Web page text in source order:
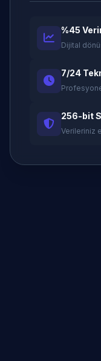
%45
Dijital
7/24
256-bit
Verileriniz